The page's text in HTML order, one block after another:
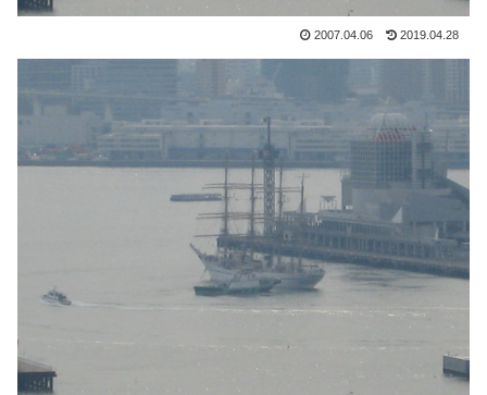
2007.04.06 2019.04.28